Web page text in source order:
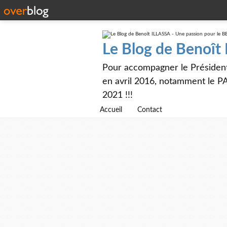
Le Blog de Benoît
Pour accompagner le
en avril 2016, notamment le
2021 !!!
Accueil Contact